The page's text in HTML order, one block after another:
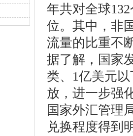
年共对全球
位。其中，非
流量的比重不
据了解，国家
类、1亿美元
放，进一步强
国家外汇管理
兑换程度得到